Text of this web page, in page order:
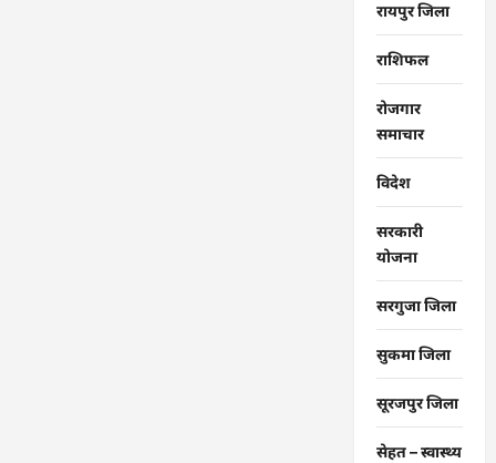
रायपुर जिला
राशिफल
रोजगार
समाचार
विदेश
सरकारी
योजना
सरगुजा जिला
सुकमा जिला
सूरजपुर जिला
सेहत – स्‍वास्‍थ्‍य